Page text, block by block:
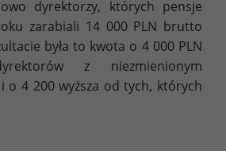
dyrektorzy, których pensje
zarabiali 14 000 PLN brutto
była to kwota o 4 000 PLN
z niezmienionym
o 4 200 wyższa od tych, których